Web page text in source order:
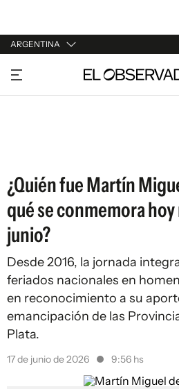
ARGENTINA
URUGUAY
ARGENTINA
¿Quién fue Martín
qué se conmemora
junio?
Desde 2016, la jornada
feriados nacionales en
en reconocimiento a su
emancipación de las
Plata.
17 de junio de 2026 9:56 hs